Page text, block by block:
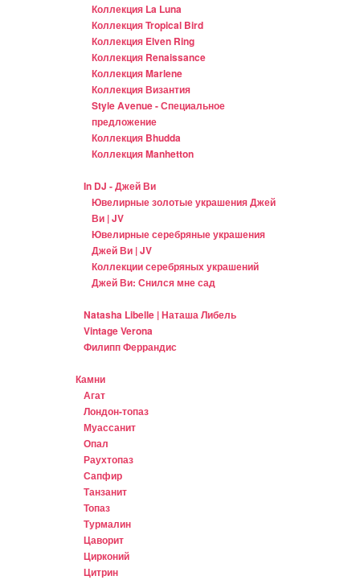
Коллекция La Luna
Коллекция Tropical Bird
Коллекция Elven Ring
Коллекция Renaissance
Коллекция Marlene
Коллекция Византия
Style Avenue - Специальное
предложение
Коллекция Bhudda
Коллекция Manhetton
In DJ - Джей Ви
Ювелирные золотые украшения Джей
Ви | JV
Ювелирные серебряные украшения
Джей Ви | JV
Коллекции серебряных украшений
Джей Ви: Снился мне сад
Natasha Libelle | Наташа Либель
Vintage Verona
Филипп Феррандис
Камни
Агат
Лондон-топаз
Муассанит
Опал
Раухтопаз
Сапфир
Танзанит
Топаз
Турмалин
Цаворит
Цирконий
Цитрин